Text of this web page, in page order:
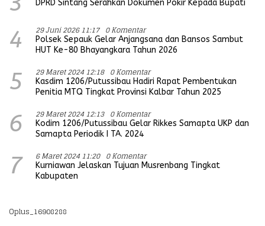
DPRD Sintang Serahkan Dokumen Pokir Kepada Bupati
4 29 Juni 2026 11:17 0 Komentar
Polsek Sepauk Gelar Anjangsana dan Bansos Sambut
HUT Ke-80 Bhayangkara Tahun 2026
5 29 Maret 2024 12:18 0 Komentar
Kasdim 1206/Putussibau Hadiri Rapat Pembentukan
Penitia MTQ Tingkat Provinsi Kalbar Tahun 2025
6 29 Maret 2024 12:13 0 Komentar
Kodim 1206/Putussibau Gelar Rikkes Samapta UKP dan
Samapta Periodik I TA. 2024
7 6 Maret 2024 11:20 0 Komentar
Kurniawan Jelaskan Tujuan Musrenbang Tingkat
Kabupaten
Oplus_16908288